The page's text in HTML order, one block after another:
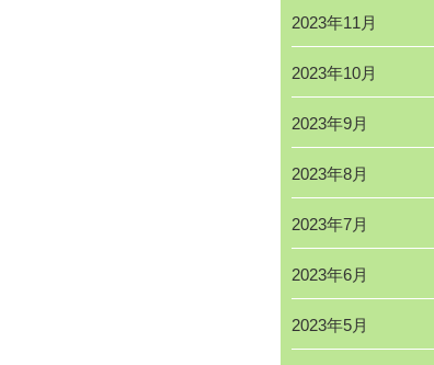
2023年11月
2023年10月
2023年9月
2023年8月
2023年7月
2023年6月
2023年5月